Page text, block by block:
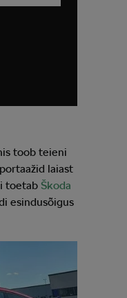
toob teieni
laiast
toetab Škoda
esindusõigus